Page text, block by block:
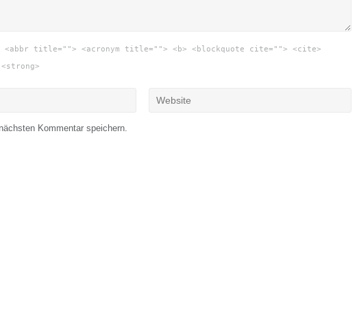
title=""> <acronym title=""> <b> <blockquote cite=""> <cite>
Kommentar speichern.